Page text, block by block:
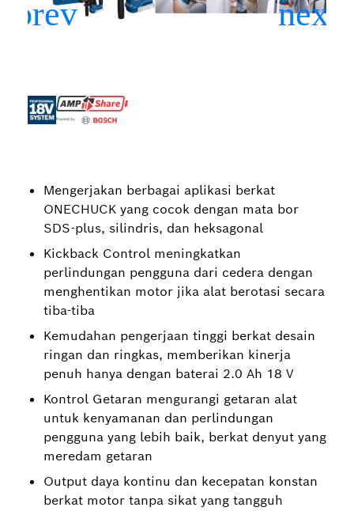
Mengerjakan berbagai aplikasi berkat
ONECHUCK yang cocok dengan mata bor
SDS-plus, silindris, dan heksagonal
Kickback Control meningkatkan
perlindungan pengguna dari cedera dengan
menghentikan motor jika alat berotasi secara
tiba-tiba
Kemudahan pengerjaan tinggi berkat desain
ringan dan ringkas, memberikan kinerja
penuh hanya dengan baterai 2.0 Ah 18 V
Kontrol Getaran mengurangi getaran alat
untuk kenyamanan dan perlindungan
pengguna yang lebih baik, berkat denyut yang
meredam getaran
Output daya kontinu dan kecepatan konstan
berkat motor tanpa sikat yang tangguh